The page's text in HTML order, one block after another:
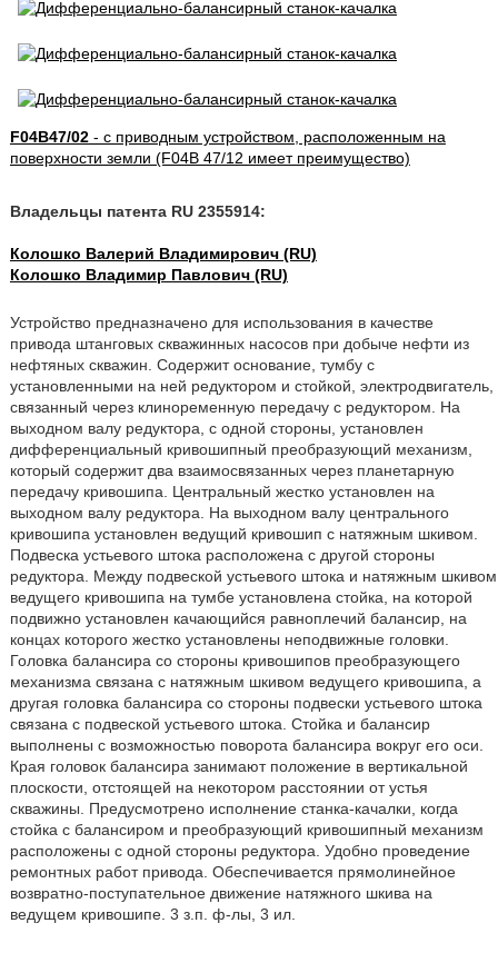
F04B47/02- с приводным устройством, расположенным на
поверхности земли (F04B 47/12 имеет преимущество)
Владельцы патента RU 2355914:
Колошко Валерий Владимирович (RU)
Колошко Владимир Павлович (RU)
Устройство предназначено для использования в качестве
привода штанговых скважинных насосов при добыче нефти из
нефтяных скважин. Содержит основание, тумбу с
установленными на ней редуктором и стойкой, электродвигатель,
связанный через клиноременную передачу с редуктором. На
выходном валу редуктора, с одной стороны, установлен
дифференциальный кривошипный преобразующий механизм,
который содержит два взаимосвязанных через планетарную
передачу кривошипа. Центральный жестко установлен на
выходном валу редуктора. На выходном валу центрального
кривошипа установлен ведущий кривошип с натяжным шкивом.
Подвеска устьевого штока расположена с другой стороны
редуктора. Между подвеской устьевого штока и натяжным шкивом
ведущего кривошипа на тумбе установлена стойка, на которой
подвижно установлен качающийся равноплечий балансир, на
концах которого жестко установлены неподвижные головки.
Головка балансира со стороны кривошипов преобразующего
механизма связана с натяжным шкивом ведущего кривошипа, а
другая головка балансира со стороны подвески устьевого штока
связана с подвеской устьевого штока. Стойка и балансир
выполнены с возможностью поворота балансира вокруг его оси.
Края головок балансира занимают положение в вертикальной
плоскости, отстоящей на некотором расстоянии от устья
скважины. Предусмотрено исполнение станка-качалки, когда
стойка с балансиром и преобразующий кривошипный механизм
расположены с одной стороны редуктора. Удобно проведение
ремонтных работ привода. Обеспечивается прямолинейное
возвратно-поступательное движение натяжного шкива на
ведущем кривошипе. 3 з.п. ф-лы, 3 ил.